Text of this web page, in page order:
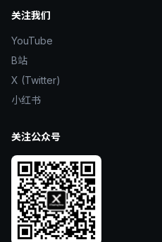
关注我们
YouTube
B站
X (Twitter)
小红书
关注公众号